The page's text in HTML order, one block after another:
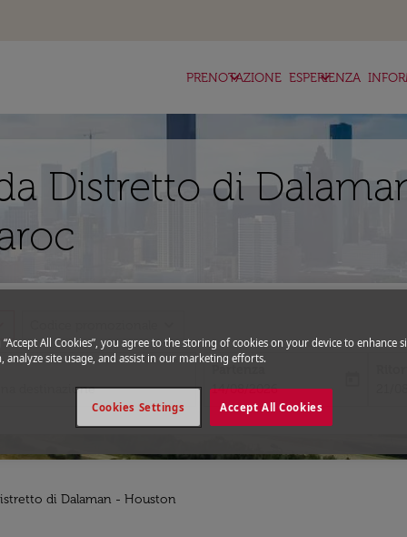
PRENOTAZIONE
keyboard_arrow_down ESPERIENZA
keyboard_arrow_down
Distretto di
Partenza
fc-booking-departure-date-aria-
14/08/2026
fc-
di Dalaman - Houston
“Accept All Cookies”, you agree to the storing of cookies on your device to enhance
analyze site usage, and assist in our marketing efforts.
Accept All Cookies
Cookies Settings